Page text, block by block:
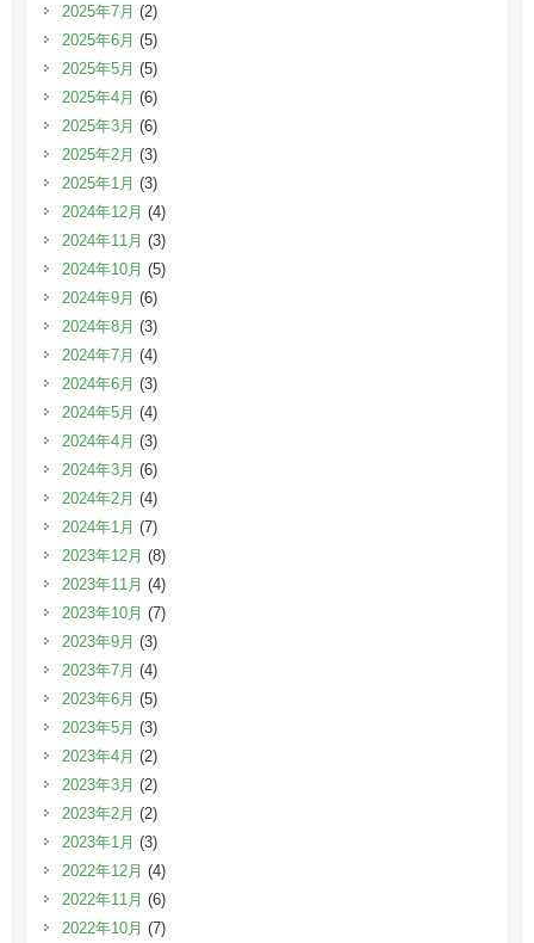
2025年7月 (2)
2025年6月 (5)
2025年5月 (5)
2025年4月 (6)
2025年3月 (6)
2025年2月 (3)
2025年1月 (3)
2024年12月 (4)
2024年11月 (3)
2024年10月 (5)
2024年9月 (6)
2024年8月 (3)
2024年7月 (4)
2024年6月 (3)
2024年5月 (4)
2024年4月 (3)
2024年3月 (6)
2024年2月 (4)
2024年1月 (7)
2023年12月 (8)
2023年11月 (4)
2023年10月 (7)
2023年9月 (3)
2023年7月 (4)
2023年6月 (5)
2023年5月 (3)
2023年4月 (2)
2023年3月 (2)
2023年2月 (2)
2023年1月 (3)
2022年12月 (4)
2022年11月 (6)
2022年10月 (7)